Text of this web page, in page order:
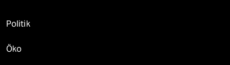
Politik
Öko